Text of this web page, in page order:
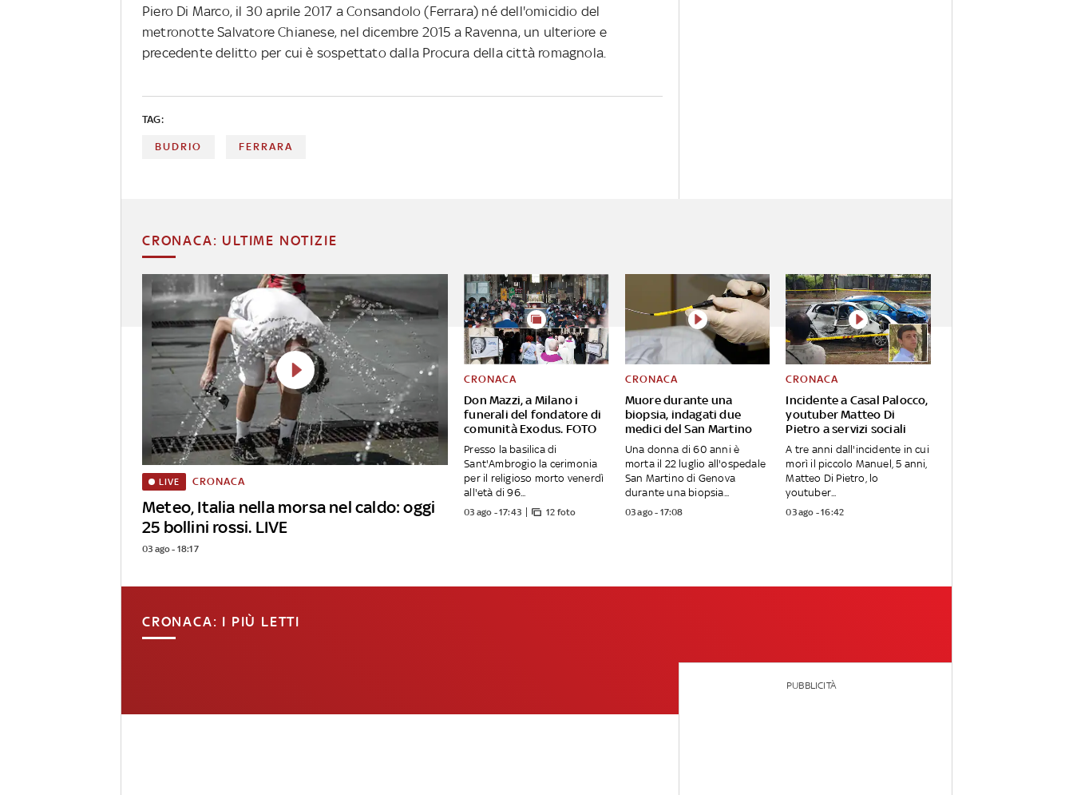
Piero Di Marco, il 30 aprile 2017 a Consandolo (Ferrara) né dell'omicidio del
metronotte Salvatore Chianese, nel dicembre 2015 a Ravenna, un ulteriore e
precedente delitto per cui è sospettato dalla Procura della città romagnola.
TAG:
BUDRIO FERRARA
CRONACA: ULTIME NOTIZIE
Meteo, Italia nella morsa nel caldo: oggi
25 bollini rossi. LIVE
LIVE CRONACA
03 ago - 18:17
Don Mazzi, a Milano i
funerali del fondatore di
comunità Exodus. FOTO
CRONACA
Presso la basilica di
Sant'Ambrogio la cerimonia
per il religioso morto venerdì
all'età di 96...
03 ago - 17:43 12 foto
Muore durante una
biopsia, indagati due
medici del San Martino
CRONACA
Una donna di 60 anni è
morta il 22 luglio all'ospedale
San Martino di Genova
durante una biopsia...
03 ago - 17:08
Incidente a Casal Palocco,
youtuber Matteo Di
Pietro a servizi sociali
CRONACA
A tre anni dall'incidente in cui
morì il piccolo Manuel, 5 anni,
Matteo Di Pietro, lo
youtuber...
03 ago - 16:42
CRONACA: I PIÙ LETTI
PUBBLICITÀ